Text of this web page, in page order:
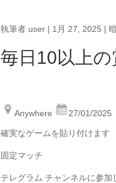
執筆者 user | 1月 27, 2025 |
毎日10以上
Anywhere 27/01/2025
確実なゲームを貼り付けます
固定マッチ
テレグラム チャンネルに参